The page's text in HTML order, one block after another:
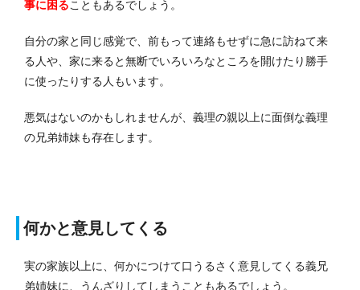
事に困ることもあるでしょう。
自分の家と同じ感覚で、前もって連絡もせずに急に訪ねて来
る人や、家に来ると無断でいろいろなところを開けたり勝手
に使ったりする人もいます。
悪気はないのかもしれませんが、義理の親以上に面倒な義理
の兄弟姉妹も存在します。
何かと意見してくる
実の家族以上に、何かにつけて口うるさく意見してくる義兄
弟姉妹に、うんざりしてしまうこともあるでしょう。